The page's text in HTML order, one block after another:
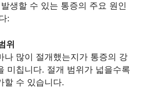
생할 수 있는 통증의 주요 원인
:
위
나 많이 절개했는지가 통증의 강
미칩니다. 절개 범위가 넓을수록
할 수 있습니다.